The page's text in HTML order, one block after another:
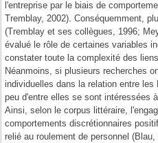
l'entreprise par le biais de
Tremblay, 2002). Conséquemment,
(Tremblay et ses collègues, 1996;
évalué le rôle de certaines variables
constater toute la complexité des
Néanmoins, si plusieurs recherches
individuelles dans la relation entre
peu d'entre elles se sont intéressées
Ainsi, selon le corpus littéraire,
comportements discrétionnaires
relié au roulement de personnel